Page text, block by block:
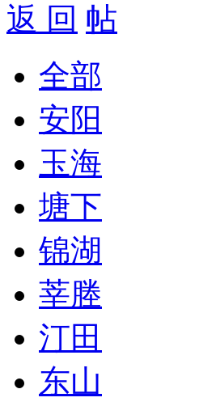
返 回
全部
安阳
玉海
塘下
锦湖
莘塍
汀田
东山